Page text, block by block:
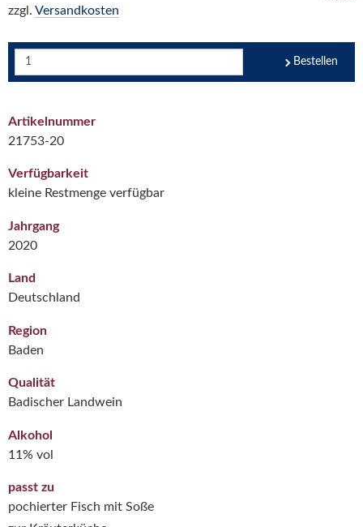
zzgl. Versandkosten
Bestellen
Artikelnummer
21753-20
Verfügbarkeit
kleine Restmenge verfügbar
Jahrgang
2020
Land
Deutschland
Region
Baden
Qualität
Badischer Landwein
Alkohol
11% vol
passt zu
pochierter Fisch mit Soße